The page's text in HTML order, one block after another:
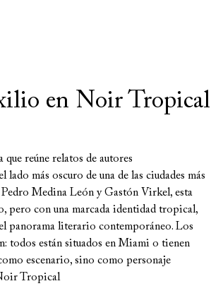
en Noir Tropical
reúne relatos de autores
más oscuro de una de las ciudades más
Medina León y Gastón Virkel, esta
pero con una marcada identidad tropical,
panorama literario contemporáneo. Los
todos están situados en Miami o tienen
escenario, sino como personaje
Tropical